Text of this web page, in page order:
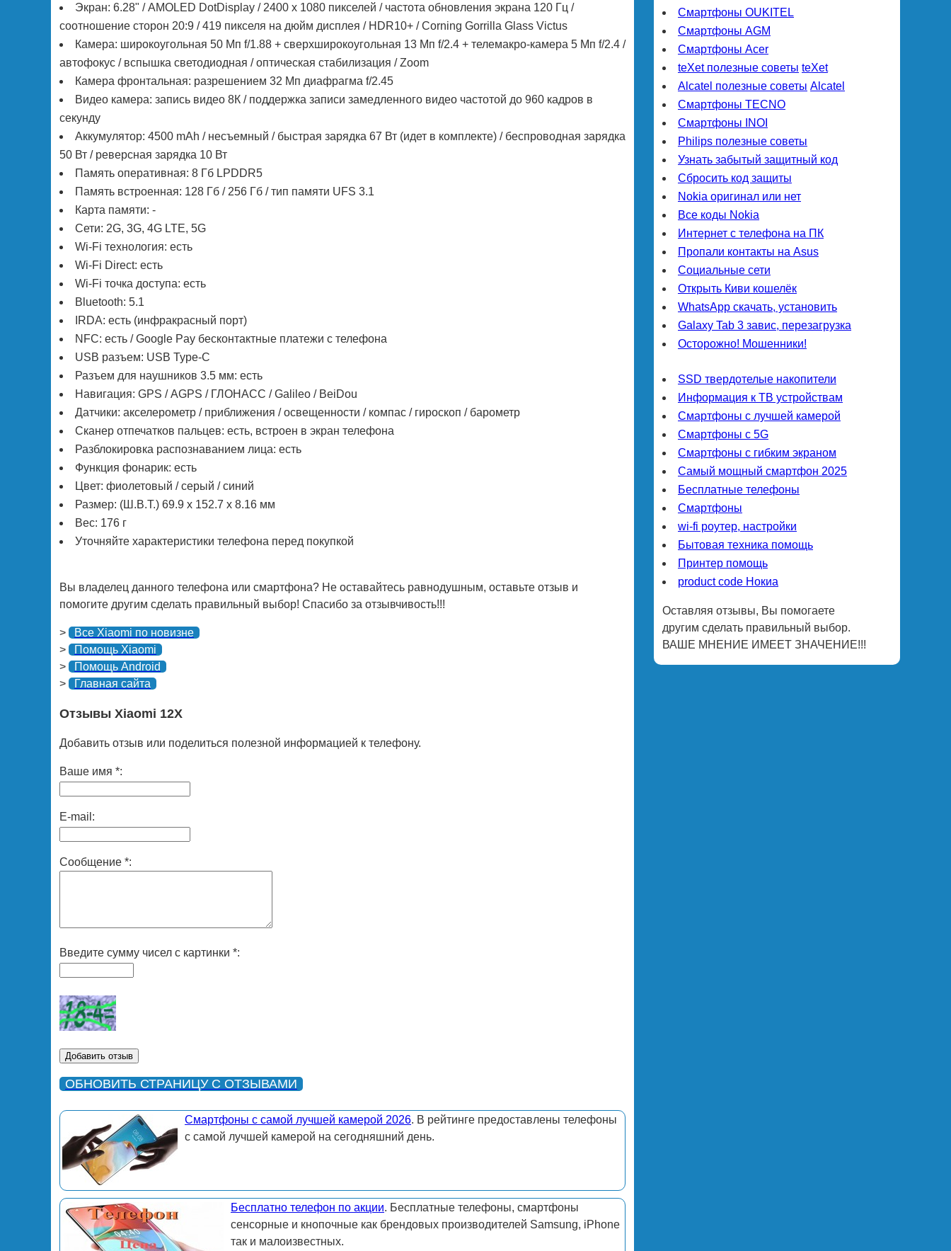
Экран: 6.28" / AMOLED DotDisplay / 2400 х 1080 пикселей / частота обновления экрана 120 Гц /
соотношение сторон 20:9 / 419 пикселя на дюйм дисплея / HDR10+ / Corning Gorrilla Glass Victus
Камера: широкоугольная 50 Мп f/1.88 + сверхширокоугольная 13 Мп f/2.4 + телемакро-камера 5 Мп f/2.4 /
автофокус / вспышка светодиодная / оптическая стабилизация / Zoom
Камера фронтальная: разрешением 32 Мп диафрагма f/2.45
Видео камера: запись видео 8К / поддержка записи замедленного видео частотой до 960 кадров в
секунду
Аккумулятор: 4500 mAh / несъемный / быстрая зарядка 67 Вт (идет в комплекте) / беспроводная зарядка
50 Вт / реверсная зарядка 10 Вт
Память оперативная: 8 Гб LPDDR5
Память встроенная: 128 Гб / 256 Гб / тип памяти UFS 3.1
Карта памяти: -
Сети: 2G, 3G, 4G LTE, 5G
Wi-Fi технология: есть
Wi-Fi Direct: есть
Wi-Fi точка доступа: есть
Bluetooth: 5.1
IRDA: есть (инфракрасный порт)
NFC: есть / Google Pay бесконтактные платежи с телефона
USB разъем: USB Type-C
Разъем для наушников 3.5 мм: есть
Навигация: GPS / АGPS / ГЛОНАСС / Galileo / BeiDou
Датчики: акселерометр / приближения / освещенности / компас / гироскоп / барометр
Сканер отпечатков пальцев: есть, встроен в экран телефона
Разблокировка распознаванием лица: есть
Функция фонарик: есть
Цвет: фиолетовый / серый / синий
Размер: (Ш.В.Т.) 69.9 х 152.7 х 8.16 мм
Вес: 176 г
Уточняйте характеристики телефона перед покупкой
Вы владелец данного телефона или смартфона? Не оставайтесь равнодушным, оставьте отзыв и
помогите другим сделать правильный выбор! Спасибо за отзывчивость!!!
>
Все Xiaomi по новизне
>
Помощь Xiaomi
>
Помощь Android
>
Главная сайта
Отзывы Xiaomi 12X
Добавить отзыв или поделиться полезной информацией к телефону.
Ваше имя *:
E-mail:
Сообщение *:
Введите сумму чисел с картинки *:
ОБНОВИТЬ СТРАНИЦУ С ОТЗЫВАМИ
Смартфоны с самой лучшей камерой 2026. В рейтинге предоставлены телефоны
с самой лучшей камерой на сегодняшний день.
Бесплатно телефон по акции. Бесплатные телефоны, смартфоны
сенсорные и кнопочные как брендовых производителей Samsung, iPhone
так и малоизвестных.
Смартфоны OUKITEL
Смартфоны AGM
Смартфоны Acer
teXet полезные советы teXet
Alcatel полезные советы Alcatel
Смартфоны TECNO
Смартфоны INOI
Philips полезные советы
Узнать забытый защитный код
Сбросить код защиты
Nokia оригинал или нет
Все коды Nokia
Интернет с телефона на ПК
Пропали контакты на Asus
Социальные сети
Открыть Киви кошелёк
WhatsApp скачать, установить
Galaxy Tab 3 завис, перезагрузка
Осторожно! Мошенники!
SSD твердотелые накопители
Информация к ТВ устройствам
Смартфоны с лучшей камерой
Смартфоны с 5G
Смартфоны с гибким экраном
Самый мощный смартфон 2025
Бесплатные телефоны
Смартфоны
wi-fi роутер, настройки
Бытовая техника помощь
Принтер помощь
product code Нокиа
Оставляя отзывы, Вы помогаете
другим сделать правильный выбор.
ВАШЕ МНЕНИЕ ИМЕЕТ ЗНАЧЕНИЕ!!!